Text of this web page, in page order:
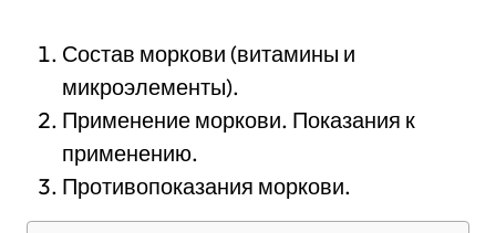
Состав моркови (витамины и
микроэлементы).
Применение моркови. Показания к
применению.
Противопоказания моркови.